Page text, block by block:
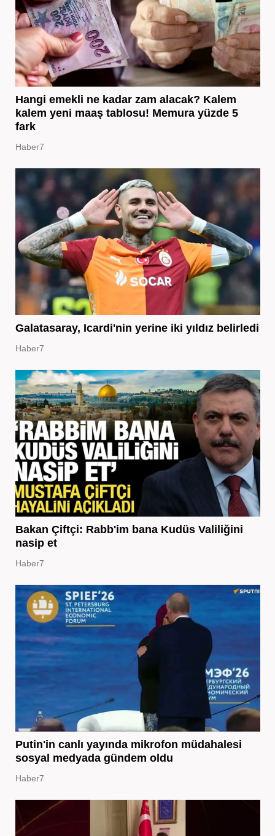
Hangi emekli ne kadar zam alacak? Kalem
kalem yeni maaş tablosu! Memura yüzde 5
fark
Haber7
Galatasaray, Icardi'nin yerine iki yıldız belirledi
Haber7
Bakan Çiftçi: Rabb'im bana Kudüs Valiliğini
nasip et
Haber7
Putin'in canlı yayında mikrofon müdahalesi
sosyal medyada gündem oldu
Haber7